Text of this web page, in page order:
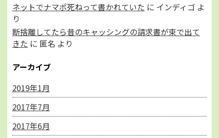
ネットでナマポ死ねって書かれていた に インディゴ よ
り
断捨離してたら昔のキャッシングの請求書が束で出て
きた に 匿名 より
アーカイブ
2019年1月
2017年7月
2017年6月